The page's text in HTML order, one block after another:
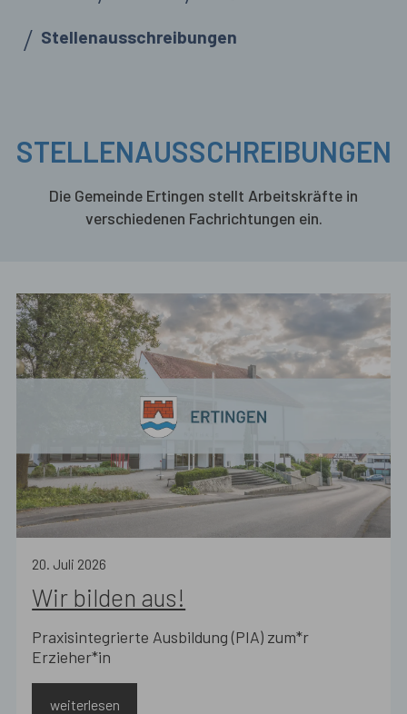
Stellenausschreibungen
STELLENAUSSCHREIBUNGEN
Die Gemeinde Ertingen stellt Arbeitskräfte in
verschiedenen Fachrichtungen ein.
20. Juli 2026
Wir bilden aus!
Praxisintegrierte Ausbildung (PIA) zum*r
Erzieher*in
weiterlesen